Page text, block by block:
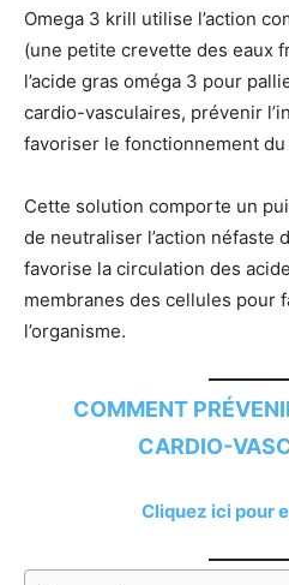
Omega 3 krill utilise l’action
(une petite crevette des eaux
l’acide gras oméga 3 pour
cardio-vasculaires, prévenir
favoriser le fonctionnement
Cette solution comporte un
de neutraliser l’action néfaste
favorise la circulation des
membranes des cellules pour
l’organisme.
COMMENT
CARDIO-
Cliquez ici pour